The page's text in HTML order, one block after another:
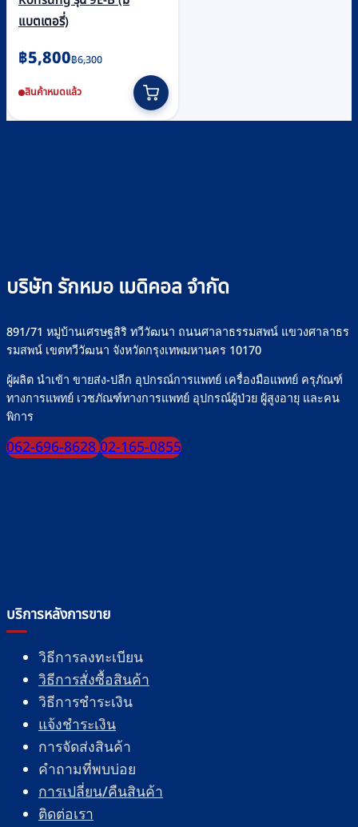
แบตเตอรี่)
฿6,300
Original
was:
฿6,300.
฿5,800
Current
is:
฿5,800.
สินค้าหมดแล้ว
บริษัท รักหมอ เมดิคอล จำกัด
891/71 หมู่บ้านเศรษฐสิริ ทวีวัฒนา ถนนศาลาธรรมสพน์ แขวงศาลาธร
รมสพน์ เขตทวีวัฒนา จังหวัดกรุงเทพมหานคร 10170
ผู้ผลิต นำเข้า ขายส่ง-ปลีก อุปกรณ์การแพทย์ เครื่องมือแพทย์ ครุภัณฑ์
ทางการแพทย์ เวชภัณฑ์ทางการแพทย์ อุปกรณ์ผู้ป่วย ผู้สูงอายุ และคน
พิการ
062-696-862802-165-0855
บริการหลังการขาย
วิธีการลงทะเบียน
วิธีการสั่งซื้อสินค้า
วิธีการชำระเงิน
แจ้งชำระเงิน
การจัดส่งสินค้า
คำถามที่พบบ่อย
การเปลี่ยน/คืนสินค้า
ติดต่อเรา